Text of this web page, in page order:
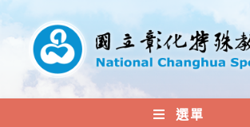
轉
內
選單